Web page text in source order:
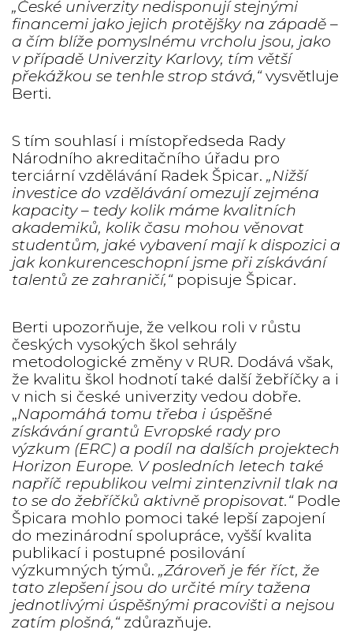
„České univerzity nedisponují stejnými
financemi jako jejich protějšky na západě –
a čím blíže pomyslnému vrcholu jsou, jako
v případě Univerzity Karlovy, tím větší
překážkou se tenhle strop stává,“vysvětluje
Berti.
S tím souhlasí i místopředseda Rady
Národního akreditačního úřadu pro
terciární vzdělávání Radek Špicar.„Nižší
investice do vzdělávání omezují zejména
kapacity – tedy kolik máme kvalitních
akademiků, kolik času mohou věnovat
studentům, jaké vybavení mají k dispozici a
jak konkurenceschopní jsme při získávání
talentů ze zahraničí,“popisuje Špicar.
Berti upozorňuje, že velkou roli v růstu
českých vysokých škol sehrály
metodologické změny v RUR. Dodává však,
že kvalitu škol hodnotí také další žebříčky a i
v nich si české univerzity vedou dobře.
„Napomáhá tomu třeba i úspěšné
získávání grantů Evropské rady pro
výzkum (ERC) a podíl na dalších projektech
Horizon Europe. V posledních letech také
napříč republikou velmi zintenzivnil tlak na
to se do žebříčků aktivně propisovat.“Podle
Špicara mohlo pomoci také lepší zapojení
do mezinárodní spolupráce, vyšší kvalita
publikací i postupné posilování
výzkumných týmů.„Zároveň je fér říct, že
tato zlepšení jsou do určité míry tažena
jednotlivými úspěšnými pracovišti a nejsou
zatím plošná,“zdůrazňuje.